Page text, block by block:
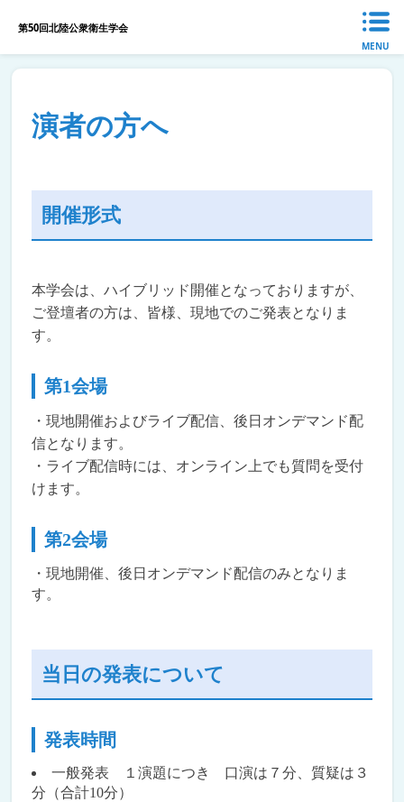
第50回北陸公衆衛生学会
MENU
演者の方へ
開催形式
本学会は、ハイブリッド開催となっておりますが、
ご登壇者の方は、皆様、現地でのご発表となりま
す。
第1会場
・現地開催およびライブ配信、後日オンデマンド配
信となります。
・ライブ配信時には、オンライン上でも質問を受付
けます。
第2会場
・現地開催、後日オンデマンド配信のみとなりま
す。
当日の発表について
発表時間
一般発表 １演題につき 口演は７分、質疑は３
分（合計10分）